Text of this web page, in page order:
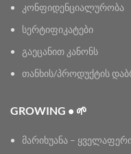
კონფიდენციალურობა
სერტიფიკატები
გაეცანით კანონს
თანხის/პროდუქტის
GROWING • 🌱
მარიხუანა –